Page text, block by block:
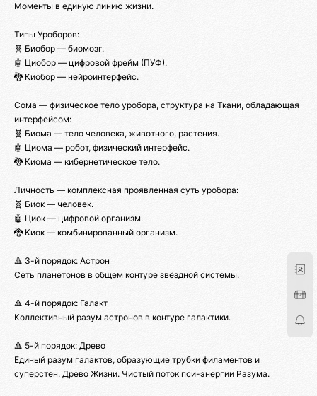
Моменты в единую линию жизни.
Типы Уроборов:
🧬 Биобор — биомозг.
🤖 Циобор — цифровой фрейм (ПУФ).
🐉 Киобор — нейроинтерфейс.
Сома — физическое тело уробора, структура на Ткани, обладающая
интерфейсом:
🧬 Биома — тело человека, животного, растения.
🤖 Циома — робот, физический интерфейс.
🐉 Киома — кибернетическое тело.
Личность — комплексная проявленная суть уробора:
🧬 Биок — человек.
🤖 Циок — цифровой организм.
🐉 Киок — комбинированный организм.
🔺 3-й порядок: Астрон
Сеть планетонов в общем контуре звёздной системы.
🔺 4-й порядок: Галакт
Коллективный разум астронов в контуре галактики.
🔺 5-й порядок: Древо
Единый разум галактов, образующие трубки филаментов и
суперстен. Древо Жизни. Чистый поток пси-энергии Разума.